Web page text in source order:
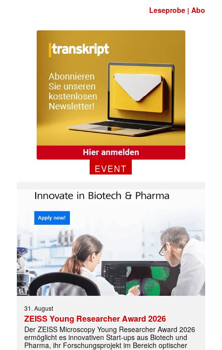
Leseprobe |Abo
EVENT
31. August
ZEISS Young Researcher Award 2026
Der ZEISS Microscopy Young Researcher Award 2026
ermöglicht es innovativen Start-ups aus Biotech und
Pharma, ihr Forschungsprojekt im Bereich optischer